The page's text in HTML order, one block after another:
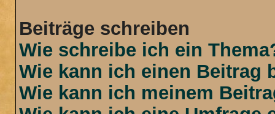
Beiträge schreiben
Wie schreibe ich ein
Wie kann ich einen Beitrag
Wie kann ich meinem